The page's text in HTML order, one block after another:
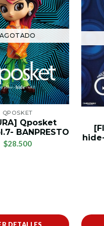
AGOTADO
QPOSKET
Qposket
BANPRESTO
$28.500